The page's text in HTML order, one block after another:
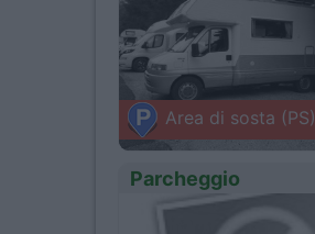
Area di sosta (PS)
Parcheggio